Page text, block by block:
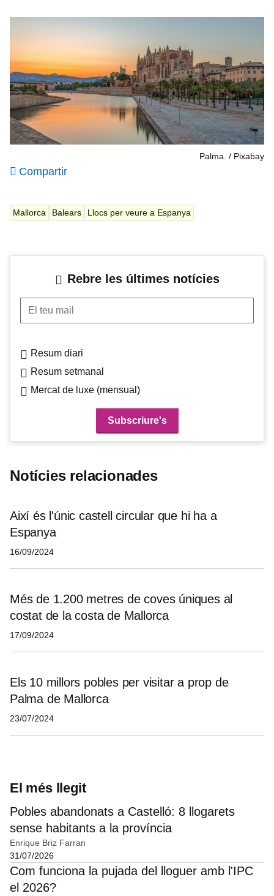
Palma. Pixabay
Compartir
Mallorca Balears Llocs per veure a Espanya
Rebre les últimes notícies
El teu mail
Resum diari
Resum setmanal
Mercat de luxe (mensual)
Notícies relacionades
Així és l'únic castell circular que hi ha a
Espanya
16/09/2024
Més de 1.200 metres de coves úniques al
costat de la costa de Mallorca
17/09/2024
Els 10 millors pobles per visitar a prop de
Palma de Mallorca
23/07/2024
El més llegit
Pobles abandonats a Castelló: 8 llogarets
sense habitants a la província
Enrique Briz Farran
31/07/2026
Com funciona la pujada del lloguer amb l'IPC
el 2026?